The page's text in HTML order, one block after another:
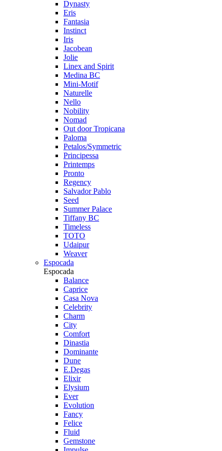
Dynasty
Eris
Fantasia
Instinct
Iris
Jacobean
Jolie
Linex and Spirit
Medina BC
Mini-Motif
Naturelle
Nello
Nobility
Nomad
Out door Tropicana
Paloma
Petalos/Symmetric
Principessa
Printemps
Pronto
Regency
Salvador Pablo
Seed
Summer Palace
Tiffany BC
Timeless
TOTO
Udaipur
Weaver
Espocada
Espocada
Balance
Caprice
Casa Nova
Celebrity
Charm
City
Comfort
Dinastia
Dominante
Dune
E.Degas
Elixir
Elysium
Ever
Evolution
Fancy
Felice
Fluid
Gemstone